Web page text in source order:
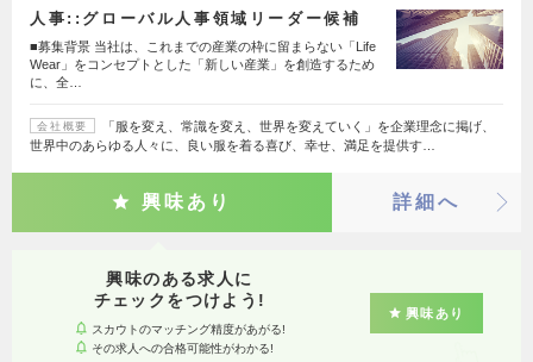
人事::グローバル人事領域リーダー候補
■募集背景 当社は、これまでの産業の枠に留まらない「Life
Wear」をコンセプトとした「新しい産業」を創造するため
に、全…
会社概要
「服を変え、常識を変え、世界を変えていく」を企業理念に掲げ、
世界中のあらゆる人々に、良い服を着る喜び、幸せ、満足を提供す…
興味あり 詳細へ
興味のある求人に
チェックをつけよう!
スカウトのマッチング精度があがる!
その求人への合格可能性がわかる!
興味あり